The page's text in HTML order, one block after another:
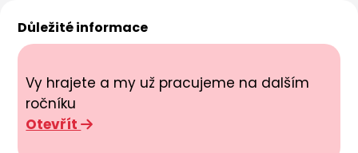
Důležité informace
Vy hrajete a my už pracujeme na dalším
ročníku
Otevřít